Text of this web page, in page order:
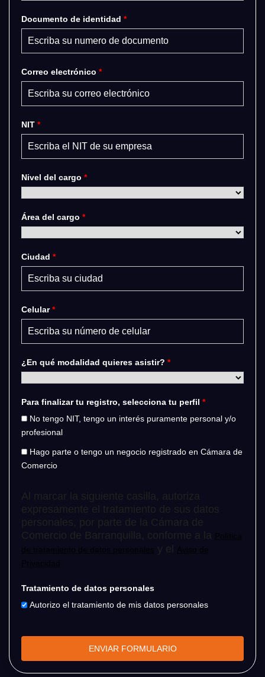
Documento de identidad *
Correo electrónico *
NIT *
Nivel del cargo *
Área del cargo *
Ciudad *
Celular*
¿En qué modalidad quieres asistir? *
Para finalizar tu registro, selecciona tu perfil *
No tengo NIT, tengo un interés puramente personal y/o
profesional
Hago parte o tengo un negocio registrado en Cámara de
Comercio
Al marcar la siguiente casilla, autoriza
expresamente el tratamiento de sus datos
personales, por parte de la Cámara de
Comercio de Barranquilla, conforme a la
Política
de tratamiento de datos personales y el
Aviso de
Privacidad
Tratamiento de datos personales
Autorizo el tratamiento de mis datos personales
ENVIAR FORMULARIO